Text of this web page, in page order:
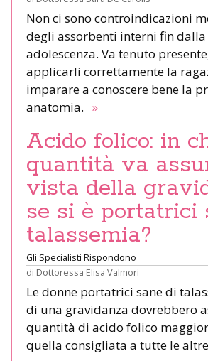
Non ci sono controindicazioni
degli assorbenti interni fin
adolescenza. Va tenuto
applicarli correttamente la
imparare a conoscere bene la
anatomia. »
Acido folico: in
quantità va
vista della
se si è portatrici
talassemia?
Gli Specialisti Rispondono
di Dottoressa Elisa Valmori
Le donne portatrici sane di
di una gravidanza dovrebbero
quantità di acido folico
quella consigliata a tutte le